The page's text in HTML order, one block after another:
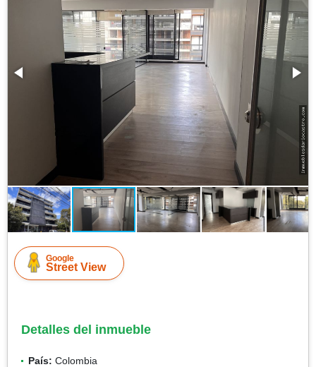
Google
Street View
Detalles del inmueble
País: Colombia